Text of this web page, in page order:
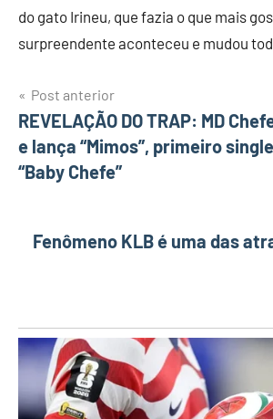
do gato Irineu, que fazia o que mais
surpreendente aconteceu e mudou
Navegação
de
Post anterior
REVELAÇÃO DO TRAP: MD
e lança “Mimos”, primeiro
“Baby Chefe”
Fenômeno KLB é uma das